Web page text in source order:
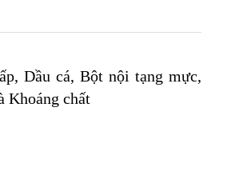
Dầu cá, Bột nội tạng mực,
Khoáng chất